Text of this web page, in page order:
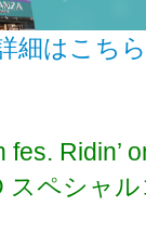
細はこち
fes. Ridin’
スペシャ